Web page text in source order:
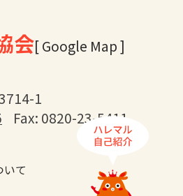
会[ Google Map ]
1
Fax: 0820-23-5411
いて